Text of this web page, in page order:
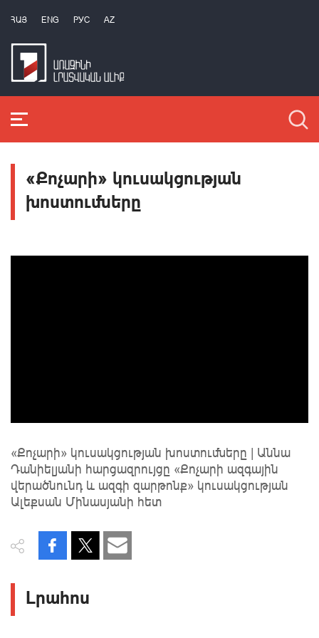
ՀԱՅ ENG РУС AZ
«Քոչարի» կուսակցության
խոստումները
«Քոչարի» կուսակցության խոստումները | Աննա
Դանիելյանի հարցազրույցը «Քոչարի ազգային
վերածնունդ և ազգի զարթոնք» կուսակցության
Ալեքսան Մինասյանի հետ
Լրահոս